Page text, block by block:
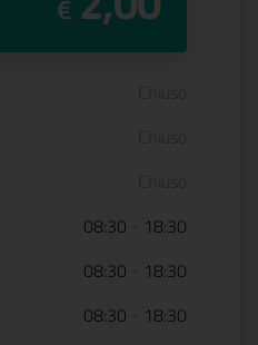
€
08:30 18:30
08:30 18:30
08:30 18:30